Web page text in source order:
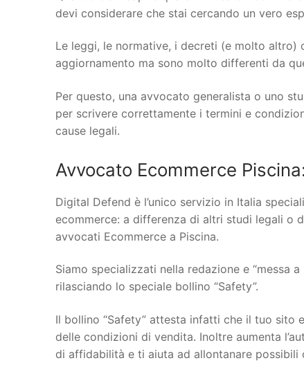
devi considerare che stai cercando un vero
Le leggi, le normative, i decreti (e molto altro)
aggiornamento ma sono molto differenti da
Per questo, una avvocato generalista o uno
per scrivere correttamente i termini e
cause legali.
Avvocato Ecommerce
Digital Defend è l’unico servizio in Italia
ecommerce: a differenza di altri studi legali o
avvocati Ecommerce a Piscina.
Siamo specializzati nella redazione e “messa
rilasciando lo speciale bollino “Safety”.
Il bollino “Safety” attesta infatti che il tuo sito
delle condizioni di vendita. Inoltre aumenta
di affidabilità e ti aiuta ad allontanare possibili